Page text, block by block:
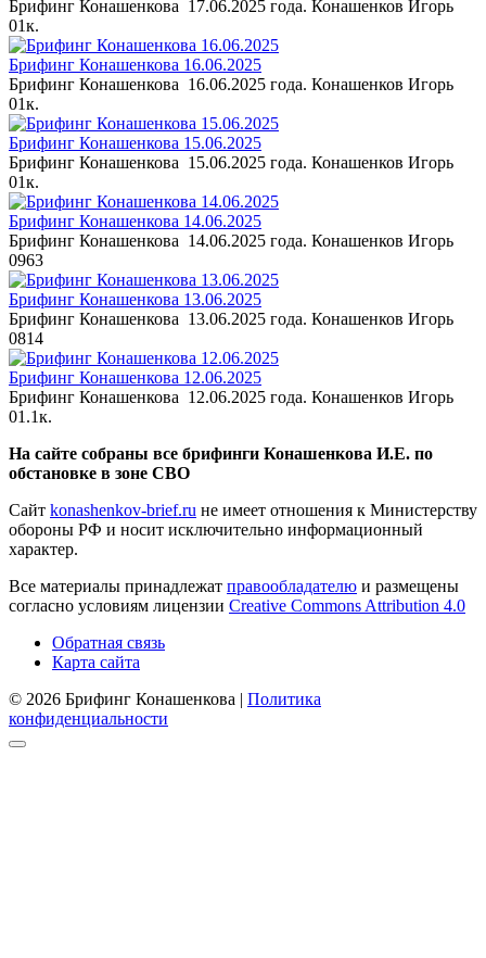
Брифинг Конашенкова 17.06.2025 года. Конашенков Игорь
01к.
Брифинг Конашенкова 16.06.2025
Брифинг Конашенкова 16.06.2025 года. Конашенков Игорь
01к.
Брифинг Конашенкова 15.06.2025
Брифинг Конашенкова 15.06.2025 года. Конашенков Игорь
01к.
Брифинг Конашенкова 14.06.2025
Брифинг Конашенкова 14.06.2025 года. Конашенков Игорь
0963
Брифинг Конашенкова 13.06.2025
Брифинг Конашенкова 13.06.2025 года. Конашенков Игорь
0814
Брифинг Конашенкова 12.06.2025
Брифинг Конашенкова 12.06.2025 года. Конашенков Игорь
01.1к.
На сайте собраны все брифинги Конашенкова И.Е. по
обстановке в зоне СВО
Сайт konashenkov-brief.ru не имеет отношения к Министерству
обороны РФ и носит исключительно информационный
характер.
Все материалы принадлежат правообладателю и размещены
согласно условиям лицензии Creative Commons Attribution 4.0
Обратная связь
Карта сайта
© 2026 Брифинг Конашенкова | Политика
конфиденциальности